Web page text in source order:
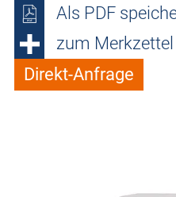
Als PDF
zum
Direkt-Anfrage